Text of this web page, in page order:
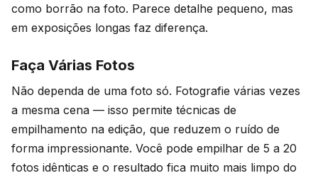
como borrão na foto. Parece detalhe pequeno, mas
em exposições longas faz diferença.
Faça Várias Fotos
Não dependa de uma foto só. Fotografie várias vezes
a mesma cena — isso permite técnicas de
empilhamento na edição, que reduzem o ruído de
forma impressionante. Você pode empilhar de 5 a 20
fotos idênticas e o resultado fica muito mais limpo do